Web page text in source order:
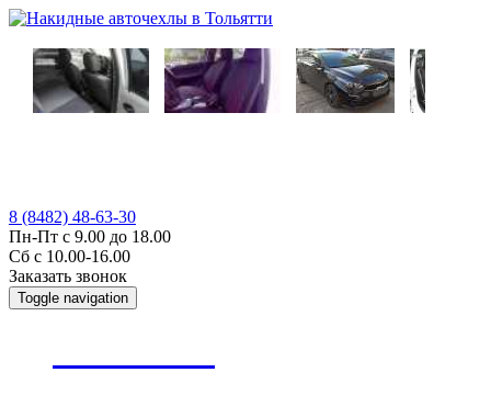
8 (8482) 48-63-30
Пн-Пт с 9.00 до 18.00
Сб с 10.00-16.00
Заказать звонок
Toggle navigation